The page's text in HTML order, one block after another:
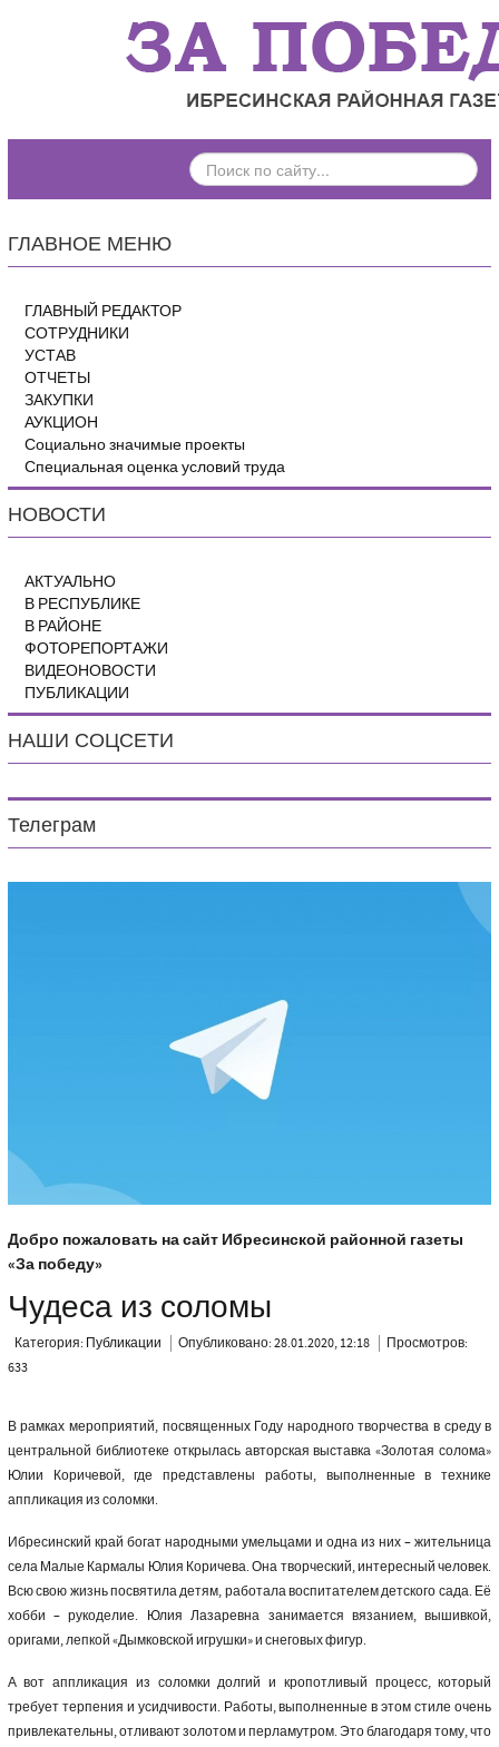
ПОИСК
ПО
ГЛАВНОЕ МЕНЮ
ГЛАВНЫЙ РЕДАКТОР
СОТРУДНИКИ
УСТАВ
ОТЧЕТЫ
ЗАКУПКИ
АУКЦИОН
Социально значимые проекты
Специальная оценка условий труда
НОВОСТИ
АКТУАЛЬНО
В РЕСПУБЛИКЕ
В РАЙОНЕ
ФОТОРЕПОРТАЖИ
ВИДЕОНОВОСТИ
ПУБЛИКАЦИИ
НАШИ СОЦСЕТИ
Телеграм
Добро пожаловать на сайт Ибресинской районной газеты
«За победу»
Чудеса из соломы
Категория: Публикации Опубликовано: 28.01.2020, 12:18
Просмотров:
633
В рамках мероприятий, посвященных Году народного творчества в среду в
центральной библиотеке открылась авторская выставка «Золотая солома»
Юлии Коричевой, где представлены работы, выполненные в технике
аппликация из соломки.
Ибресинский край богат народными умельцами и одна из них – жительница
села Малые Кармалы Юлия Коричева. Она творческий, интересный человек.
Всю свою жизнь посвятила детям, работала воспитателем детского сада. Её
хобби – рукоделие. Юлия Лазаревна занимается вязанием, вышивкой,
оригами, лепкой «Дымковской игрушки» и снеговых фигур.
А вот аппликация из соломки долгий и кропотливый процесс, который
требует терпения и усидчивости. Работы, выполненные в этом стиле очень
привлекательны, отливают золотом и перламутром. Это благодаря тому, что